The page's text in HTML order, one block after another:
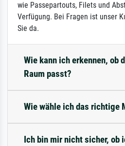
wie Passepartouts, Filets und
Verfügung. Bei Fragen ist unser
Sie da.
Wie kann ich erkennen, ob
Raum passt?
Wie wähle ich das richtige
Ich bin mir nicht sicher, ob